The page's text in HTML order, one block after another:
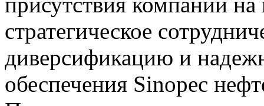
стратегическое
диверсификацию и
обеспечения Sinopec